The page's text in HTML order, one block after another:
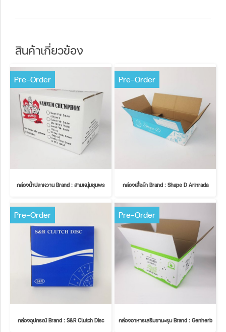
สินค้าเกี่ยวข้อง
Pre-Order
กล่องน้ำปลาหวาน Brand : สามหนุ่มชุมพร
Pre-Order
กล่องเสื้อผ้า Brand : Shape D Arinrada
Pre-Order
กล่องอุปกรณ์ Brand : S&R Clutch Disc
Pre-Order
กล่องอาหารเสริมชามะรุม Brand : Genherb